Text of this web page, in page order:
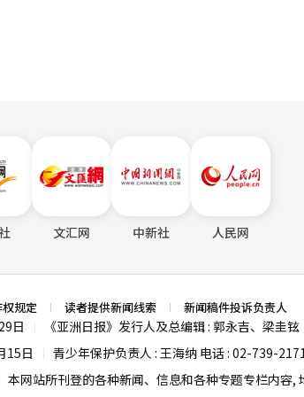
文汇网 中新社 人民网
规定 读者提供新闻线索 新闻稿件投诉负责人
日 《亚洲日报》发行人及总编辑 : 郭永吉、梁圭铉
15日
青少年保护负责人 : 王海纳 电话 : 02-739-
本网站所刊登的各种新闻、信息和各种专题专栏内容,